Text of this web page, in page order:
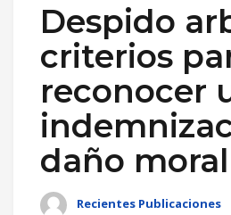
Despido
criterios
reconocer
daño moral
Recientes Publicaciones